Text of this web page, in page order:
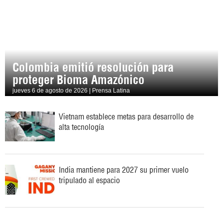
Colombia emitió resolución para
proteger Bioma Amazónico
jueves 6 de agosto de 2026 | Prensa Latina
Vietnam establece metas para desarrollo de
alta tecnología
India mantiene para 2027 su primer vuelo
tripulado al espacio